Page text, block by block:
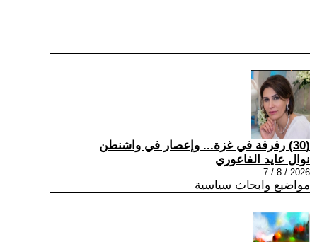
(30) رفرفة في غزة... وإعصار في واشنطن
نوال عايد الفاعوري
2026 / 8 / 7
مواضيع وابحاث سياسية